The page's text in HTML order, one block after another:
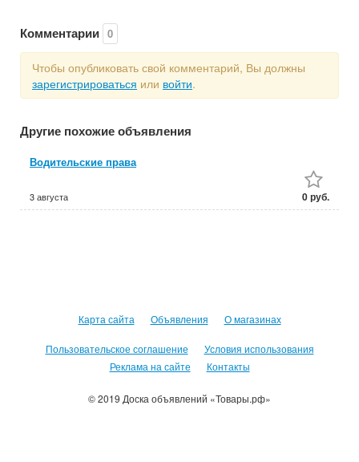
Комментарии 0
Чтобы опубликовать свой комментарий, Вы должны
зарегистрироваться или войти.
Другие похожие объявления
Водительские права
3 августа 0 руб.
Карта сайта Объявления О магазинах
Пользовательское соглашение
Условия использования
Реклама на сайте
Контакты
© 2019 Доска объявлений «Товары.рф»